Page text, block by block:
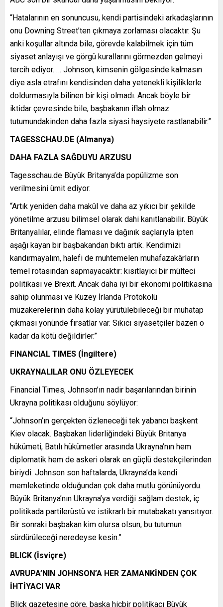
“Hatalarının en sonuncusu, kendi partisindeki arkadaşlarının
onu Downing Street’ten çıkmaya zorlaması olacaktır. Şu
anki koşullar altında bile, görevde kalabilmek için tüm
siyaset anlayışı ve görgü kurallarını görmezden gelmeyi
tercih ediyor. … Johnson, kimsenin gölgesinde kalmasın
diye asla etrafını kendisinden daha yetenekli kişiliklerle
doldurmasıyla bilinen bir kişi olmadı. Ancak böyle bir
iktidar çevresinde bile, başbakanın iflah olmaz
tutumundakinden daha fazla siyasi haysiyete rastlanabilir.”
TAGESSCHAU.DE (Almanya)
DAHA FAZLA SAĞDUYU ARZUSU
Tagesschau.de Büyük Britanya’da popülizme son
verilmesini ümit ediyor:
“Artık yeniden daha makûl ve daha az yıkıcı bir şekilde
yönetilme arzusu bilimsel olarak dahi kanıtlanabilir. Büyük
Britanyalılar, elinde flaması ve dağınık saçlarıyla ipten
aşağı kayan bir başbakandan bıktı artık. Kendimizi
kandırmayalım, halefi de muhtemelen muhafazakârların
temel rotasından sapmayacaktır: kısıtlayıcı bir mülteci
politikası ve Brexit. Ancak daha iyi bir ekonomi politikasına
sahip olunması ve Kuzey İrlanda Protokolü
müzakerelerinin daha kolay yürütülebileceği bir muhatap
çıkması yönünde fırsatlar var. Sıkıcı siyasetçiler bazen o
kadar da kötü değildirler.”
FINANCIAL TIMES (İngiltere)
UKRAYNALILAR ONU ÖZLEYECEK
Financial Times, Johnson’ın nadir başarılarından birinin
Ukrayna politikası olduğunu söylüyor:
“Johnson’ın gerçekten özleneceği tek yabancı başkent
Kiev olacak. Başbakan liderliğindeki Büyük Britanya
hükümeti, Batılı hükümetler arasında Ukrayna’nın hem
diplomatik hem de askeri olarak en güçlü destekçilerinden
biriydi. Johnson son haftalarda, Ukrayna’da kendi
memleketinde olduğundan çok daha mutlu görünüyordu.
Büyük Britanya’nın Ukrayna’ya verdiği sağlam destek, iç
politikada partilerüstü ve istikrarlı bir mutabakatı yansıtıyor.
Bir sonraki başbakan kim olursa olsun, bu tutumun
sürdürüleceği neredeyse kesin.”
BLICK (İsviçre)
AVRUPA’NIN JOHNSON’A HER ZAMANKİNDEN ÇOK
İHTİYACI VAR
Blick gazetesine göre, başka hiçbir politikacı Büyük